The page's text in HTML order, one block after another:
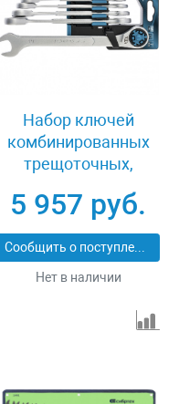
Набор ключей
комбинированных
трещоточных,
100, СRV, 7 шт, 8-19 мм
Gross 14859
5 957 руб.
Сообщить о поступлении
Нет в наличии